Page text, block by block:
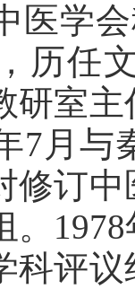
医学
历任
研室
7月与
修订
。
科评